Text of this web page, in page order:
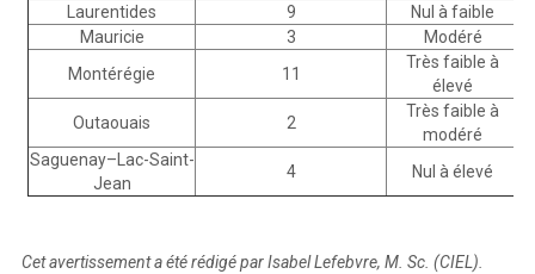
Laurentides
9
Nul à faible
Mauricie
3
Modéré
Montérégie
11
Très faible à
élevé
Outaouais
2
Très faible à
modéré
Saguenay–Lac-Saint-
Jean
4 Nul à élevé
Cet avertissement a été rédigé par Isabel Lefebvre, M. Sc. (CIEL).